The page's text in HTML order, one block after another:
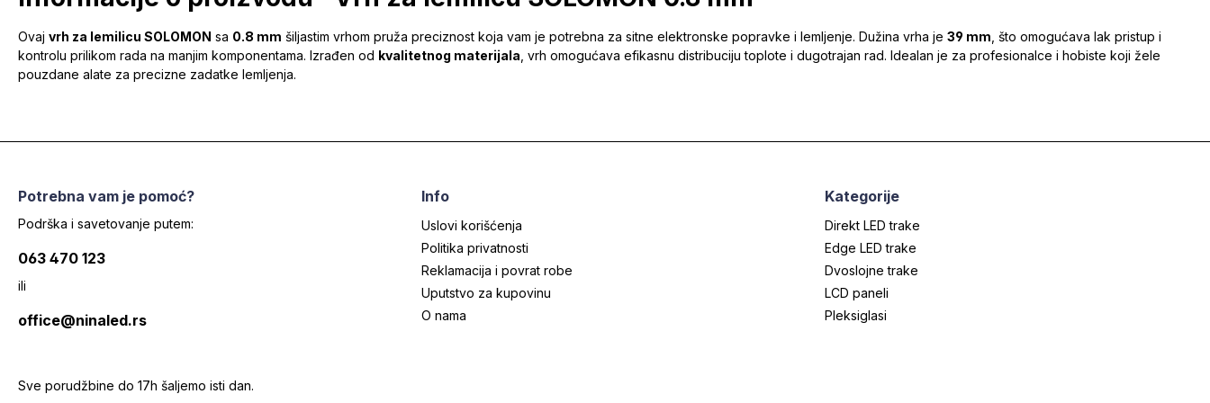
Ovaj vrh za lemilicu SOLOMON sa 0.8 mm šiljastim vrhom pruža preciznost koja vam je potrebna za sitne elektronske popravke i lemljenje. Dužina vrha je 39 mm , što omogućava lak pristup i
kontrolu prilikom rada na manjim komponentama. Izrađen od kvalitetnog materijala , vrh omogućava efikasnu distribuciju toplote i dugotrajan rad. Idealan je za profesionalce i hobiste koji žele
pouzdane alate za precizne zadatke lemljenja.
Potrebna vam je pomoć?
Podrška i savetovanje putem:
063 470 123
ili
office@ninaled.rs
Sve porudžbine do 17h šaljemo isti dan.
Info
Uslovi korišćenja
Politika privatnosti
Reklamacija i povrat robe
Uputstvo za kupovinu
O nama
Kategorije
Direkt LED trake
Edge LED trake
Dvoslojne trake
LCD paneli
Pleksiglasi